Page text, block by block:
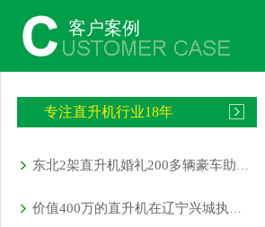
客户案例
专注直升机行业18年
东北2架直升机婚礼200多辆豪车助阵直升机接亲成时尚
价值400万的直升机在辽宁兴城执行巡查任务